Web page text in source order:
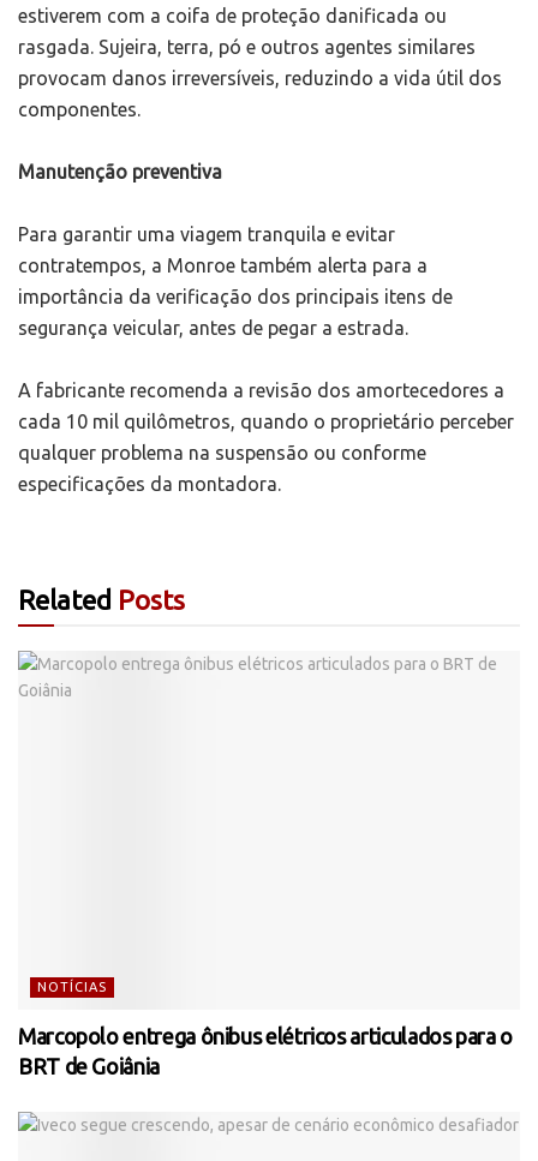
estiverem com a coifa de proteção danificada ou
rasgada. Sujeira, terra, pó e outros agentes similares
provocam danos irreversíveis, reduzindo a vida útil dos
componentes.
Manutenção preventiva
Para garantir uma viagem tranquila e evitar
contratempos, a Monroe também alerta para a
importância da verificação dos principais itens de
segurança veicular, antes de pegar a estrada.
A fabricante recomenda a revisão dos amortecedores a
cada 10 mil quilômetros, quando o proprietário perceber
qualquer problema na suspensão ou conforme
especificações da montadora.
Related Posts
NOTÍCIAS
Marcopolo entrega ônibus elétricos articulados para o
BRT de Goiânia